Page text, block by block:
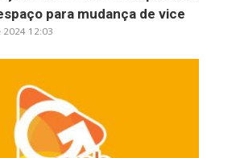
para mudança de vice
12:03